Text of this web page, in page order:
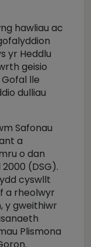
hawliau ac
yr Heddlu
geisio
lle
dulliau
Safonau
a
o dan
(DSG).
cyswllt
a rheolwyr
y gweithiwr
Plismona